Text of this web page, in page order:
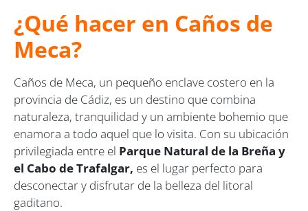
¿Qué hacer en Caños de
Meca?
Caños de Meca, un pequeño enclave costero en la
provincia de Cádiz, es un destino que combina
naturaleza, tranquilidad y un ambiente bohemio que
enamora a todo aquel que lo visita. Con su ubicación
privilegiada entre el Parque Natural de la Breña y
el Cabo de Trafalgar, es el lugar perfecto para
desconectar y disfrutar de la belleza del litoral
gaditano.